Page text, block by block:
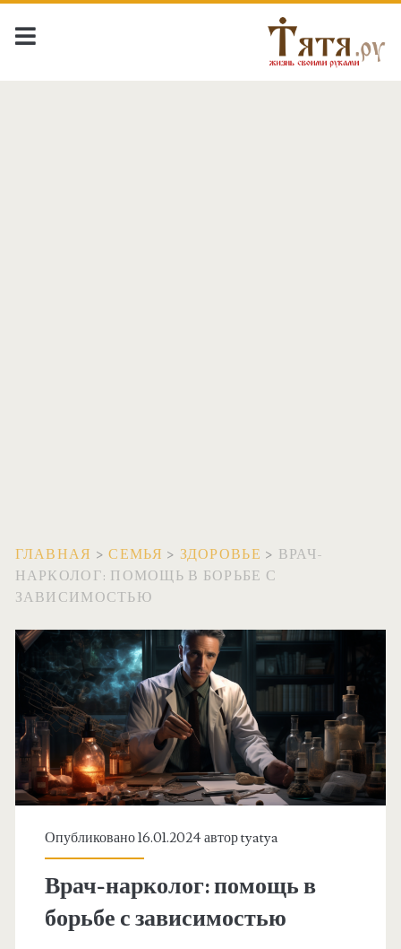
ГЛАВНАЯ >СЕМЬЯ > ЗДОРОВЬЕ > ВРАЧ-
НАРКОЛОГ: ПОМОЩЬ В БОРЬБЕ С
ЗАВИСИМОСТЬЮ
Опубликовано 16.01.2024 авторtyatya
Врач-нарколог: помощь в
борьбе с зависимостью